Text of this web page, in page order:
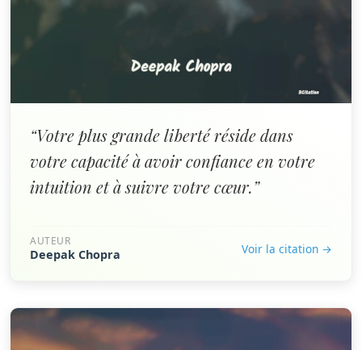
“Votre plus grande liberté réside dans
votre capacité à avoir confiance en votre
intuition et à suivre votre cœur.”
AUTEUR
Deepak Chopra Voir la citation →